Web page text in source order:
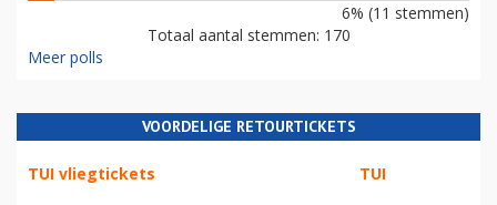
6% (11 stemmen)
Totaal aantal stemmen: 170
Meer polls
VOORDELIGE RETOURTICKETS
TUI vliegtickets TUI